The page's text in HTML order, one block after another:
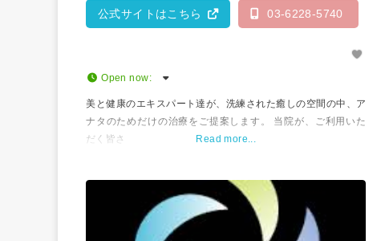
公式サイトはこちら 03-6228-5740
Open now:
美と健康のエキスパート達が、洗練された癒しの空間の中、ア
ナタのためだけの治療をご提案します。 当院が、ご利用いた
だく皆さ
Read more...